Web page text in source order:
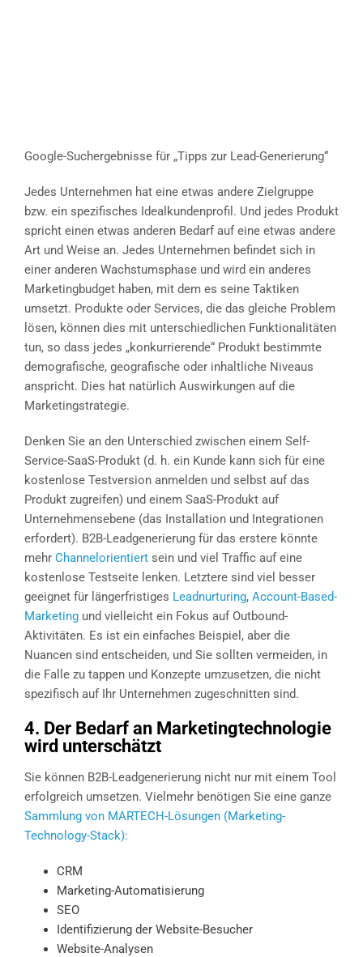
Google-Suchergebnisse für „Tipps zur Lead-Generierung“
Jedes Unternehmen hat eine etwas andere Zielgruppe
bzw. ein spezifisches Idealkundenprofil. Und jedes Produkt
spricht einen etwas anderen Bedarf auf eine etwas andere
Art und Weise an. Jedes Unternehmen befindet sich in
einer anderen Wachstumsphase und wird ein anderes
Marketingbudget haben, mit dem es seine Taktiken
umsetzt. Produkte oder Services, die das gleiche Problem
lösen, können dies mit unterschiedlichen Funktionalitäten
tun, so dass jedes „konkurrierende“ Produkt bestimmte
demografische, geografische oder inhaltliche Niveaus
anspricht. Dies hat natürlich Auswirkungen auf die
Marketingstrategie.
Denken Sie an den Unterschied zwischen einem Self-
Service-SaaS-Produkt (d. h. ein Kunde kann sich für eine
kostenlose Testversion anmelden und selbst auf das
Produkt zugreifen) und einem SaaS-Produkt auf
Unternehmensebene (das Installation und Integrationen
erfordert). B2B-Leadgenerierung für das erstere könnte
mehr Channelorientiert sein und viel Traffic auf eine
kostenlose Testseite lenken. Letztere sind viel besser
geeignet für längerfristiges Leadnurturing, Account-Based-
Marketing und vielleicht ein Fokus auf Outbound-
Aktivitäten. Es ist ein einfaches Beispiel, aber die
Nuancen sind entscheiden, und Sie sollten vermeiden, in
die Falle zu tappen und Konzepte umzusetzen, die nicht
spezifisch auf Ihr Unternehmen zugeschnitten sind.
4. Der Bedarf an Marketingtechnologie
wird unterschätzt
Sie können B2B-Leadgenerierung nicht nur mit einem Tool
erfolgreich umsetzen. Vielmehr benötigen Sie eine ganze
Sammlung von MARTECH-Lösungen (Marketing-
Technology-Stack):
CRM
Marketing-Automatisierung
SEO
Identifizierung der Website-Besucher
Website-Analysen